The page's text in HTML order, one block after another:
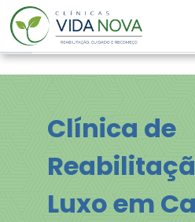
Clínica de
Luxo em